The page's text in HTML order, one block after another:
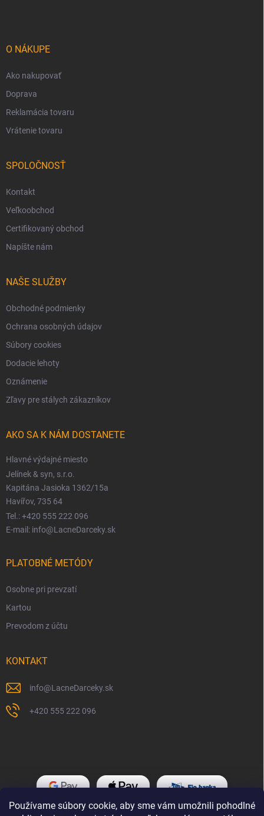
Používame súbory cookie, aby sme vám umožnili pohodlné
O NÁKUPE
Ako nakupovať
Doprava
Reklamácia tovaru
Vrátenie tovaru
SPOLOČNOSŤ
Kontakt
Veľkoobchod
Certifikovaný obchod
Napíšte nám
NAŠE SLUŽBY
Obchodné podmienky
Ochrana osobných údajov
Súbory cookies
Dodacie lehoty
Oznámenie
Zľavy pre stálych zákazníkov
AKO SA K NÁM DOSTANETE
Hlavné výdajné miesto
Jelínek & syn, s.r.o.
Kapitána Jasioka 1362/15a
Havířov, 735 64
Tel.: +420 555 222 096
E-mail: info@LacneDarceky.sk
PLATOBNÉ METÓDY
Osobne pri prevzatí
Kartou
Prevodom z účtu
KONTAKT
info@LacneDarceky.sk
+420 555 222 096